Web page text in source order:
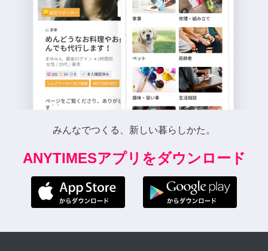
みんなでつくる、新しい暮らしかた。
ANYTIMESアプリをダウンロード